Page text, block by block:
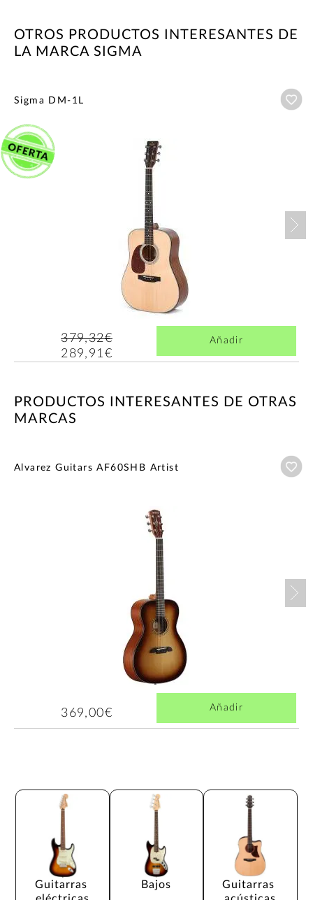
OTROS PRODUCTOS INTERESANTES DE
LA MARCA SIGMA
Sigma DM-1L
379,32€
289,91€
Añadir
PRODUCTOS INTERESANTES DE OTRAS
MARCAS
Alvarez Guitars AF60SHB Artist
369,00€ Añadir
Guitarras
Bajos
Guitarras